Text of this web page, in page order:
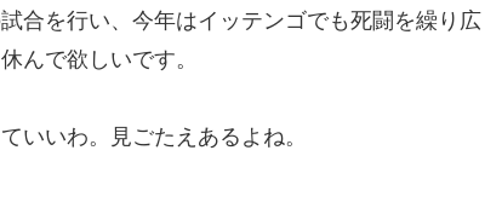
合を行い、今年はイッテンゴでも死闘を繰り広
んで欲しいです。
いいわ。見ごたえあるよね。